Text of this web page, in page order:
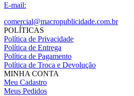
E-mail:
comercial@macropublicidade.com.br
POLÍTICAS
Política de Privacidade
Política de Entrega
Política de Pagamento
Política de Troca e Devolução
MINHA CONTA
Meu Cadastro
Meus Pedidos